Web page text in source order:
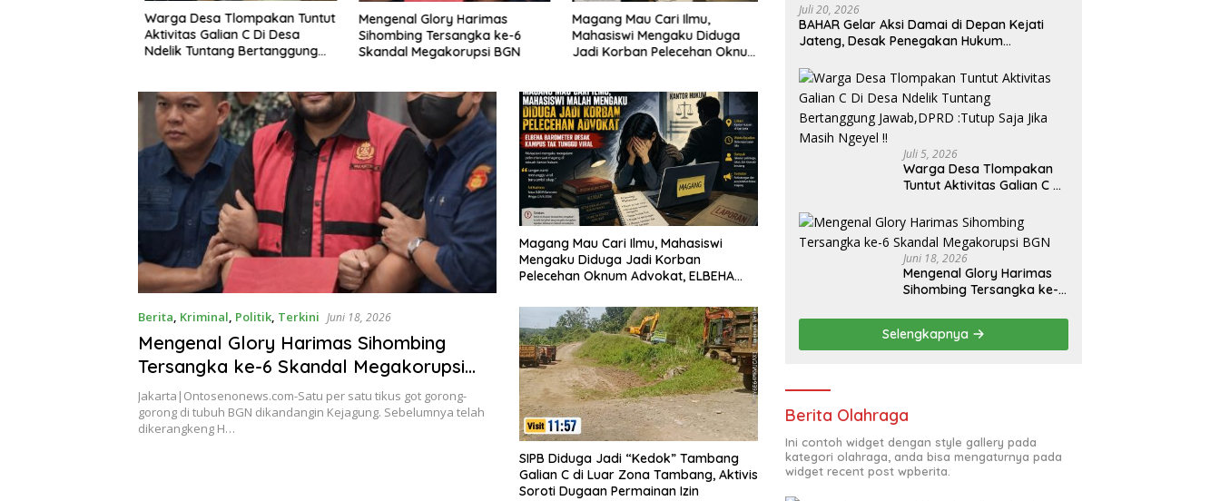
Warga Desa Tlompakan Tuntut
Aktivitas Galian C Di Desa
Ndelik Tuntang Bertanggung
Mengenal Glory Harimas
Sihombing Tersangka ke-6
Skandal Megakorupsi BGN
Magang Mau Cari Ilmu,
Mahasiswi Mengaku Diduga
Jadi Korban Pelecehan Oknum
Jangan Tunggu Viral
Pedagang dan Agen Tiket
Terminal Bawen Gelar Aksi
Tutup Serentak Dikarenakan
Pengelola Terminal Bawen
Menutup Akses Pintu Utama Di
jalan Arah Bawen-Ambarawa
Jawa Tengah Perketat
Pengawasan Tambang Demi
Berita, Kriminal, Politik, Terkini Juni 18, 2026
Mengenal Glory Harimas Sihombing
Tersangka ke-6 Skandal Megakorupsi
BGN
Jakarta|Ontosenonews.com-Satu per satu tikus got gorong-
gorong di tubuh BGN dikandangin Kejagung. Sebelumnya telah
dikerangkeng H…
Magang Mau Cari Ilmu, Mahasiswi
Mengaku Diduga Jadi Korban
Pelecehan Oknum Advokat, ELBEHA
Tangan, Jangan Tunggu Viral
SIPB Diduga Jadi “Kedok” Tambang
Galian C di Luar Zona Tambang, Aktivis
Soroti Dugaan Permainan Izin
Juli 20, 2026
BAHAR Gelar Aksi Damai di Depan Kejati
Jateng, Desak Penegakan Hukum
Juli 5, 2026
Warga Desa Tlompakan
Tuntut Aktivitas Galian C Di
Bertanggung Jawab,DPRD
:Tutup Saja Jika Masih
Ngeyel !!
Juni 18, 2026
Mengenal Glory Harimas
Sihombing Tersangka ke-6
Selengkapnya
Berita Olahraga
Ini contoh widget dengan style gallery pada
kategori olahraga, anda bisa mengaturnya pada
widget recent post wpberita.